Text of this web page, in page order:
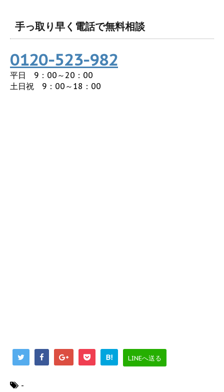
手っ取り早く電話で無料相談
0120-523-982
平日 9：00～20：00
土日祝 9：00～18：00
B! LINEへ送る
-